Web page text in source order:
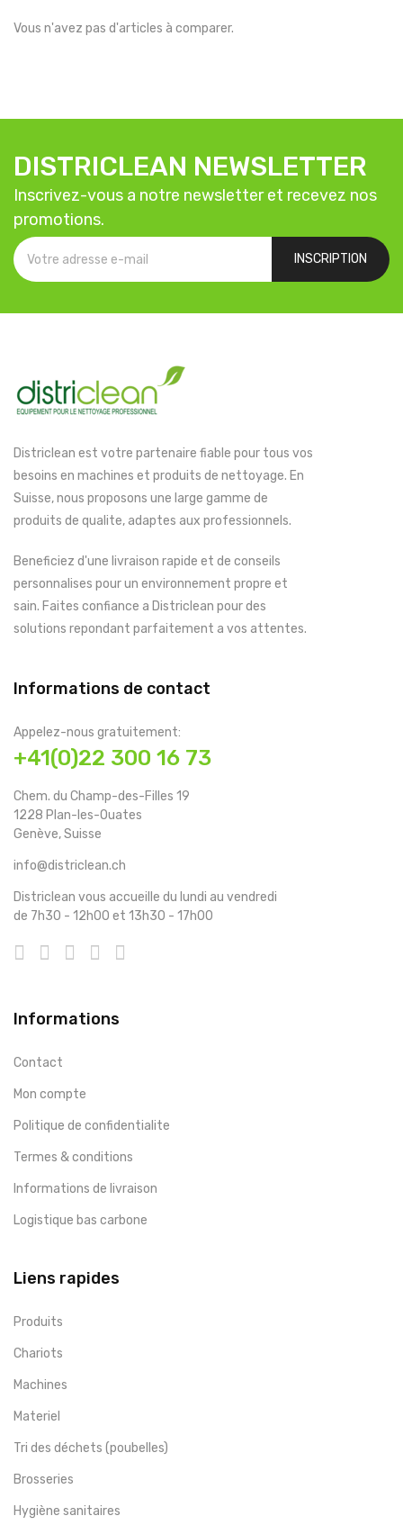
Vous n'avez pas d'articles à comparer.
DISTRICLEAN NEWSLETTER
Inscrivez-vous a notre newsletter et recevez nos
promotions.
INSCRIPTION
Districlean est votre partenaire fiable pour tous vos
besoins en machines et produits de nettoyage. En
Suisse, nous proposons une large gamme de
produits de qualite, adaptes aux professionnels.
Beneficiez d'une livraison rapide et de conseils
personnalises pour un environnement propre et
sain. Faites confiance a Districlean pour des
solutions repondant parfaitement a vos attentes.
Informations de contact
Appelez-nous gratuitement:
+41(0)22 300 16 73
Chem. du Champ-des-Filles 19
1228 Plan-les-Ouates
Genève, Suisse
info@districlean.ch
Districlean vous accueille du lundi au vendredi
de 7h30 - 12h00 et 13h30 - 17h00
Informations
Contact
Mon compte
Politique de confidentialite
Termes & conditions
Informations de livraison
Logistique bas carbone
Liens rapides
Produits
Chariots
Machines
Materiel
Tri des déchets (poubelles)
Brosseries
Hygiène sanitaires